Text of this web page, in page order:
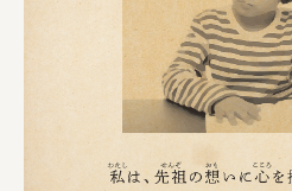
株式会社ITC
オクズミ商事
学校法人加藤学園
横浜市